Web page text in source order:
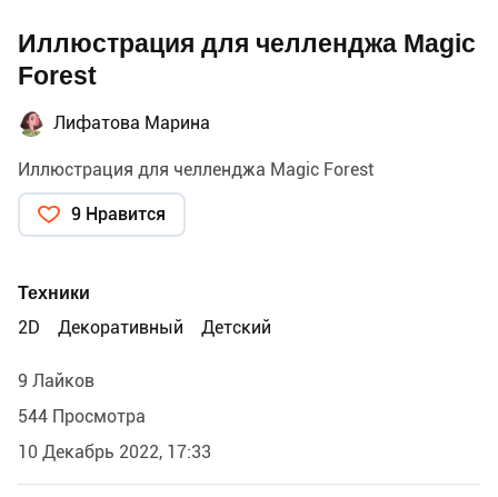
Иллюстрация для челленджа Magic
Forest
Лифатова Марина
Иллюстрация для челленджа Magic Forest
9 Нравится
Техники
2D
Декоративный Детский
9 Лайков
544 Просмотра
10 Декабрь 2022, 17:33